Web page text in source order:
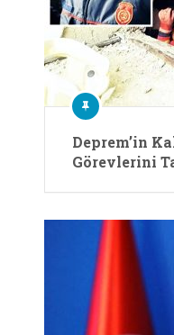
Deprem’in
Görevlerini